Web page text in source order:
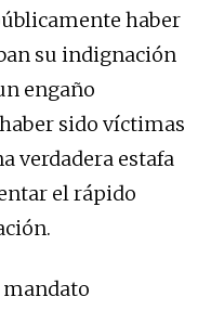
haber
su indignación
engaño
sido víctimas
verdadera estafa
el rápido
mandato